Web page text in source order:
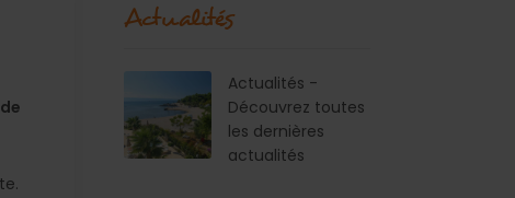
Actualités
Actualités -
Découvrez toutes
les dernières
actualités